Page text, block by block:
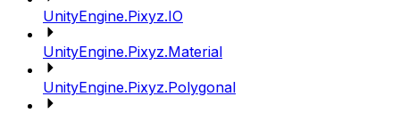
UnityEngine.Pixyz.IO
UnityEngine.Pixyz.Material
UnityEngine.Pixyz.Polygonal